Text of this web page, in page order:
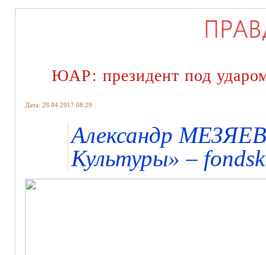
ЮАР: президент под
Дата: 28.04.2017 08:29
Александр
Культуры» –